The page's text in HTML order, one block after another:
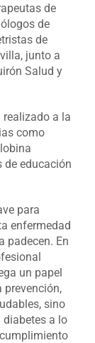
de
de
de
junto a
Salud y
a la
como
de educación
para
enfermedad
padecen. En
un papel
prevención,
sino
a lo